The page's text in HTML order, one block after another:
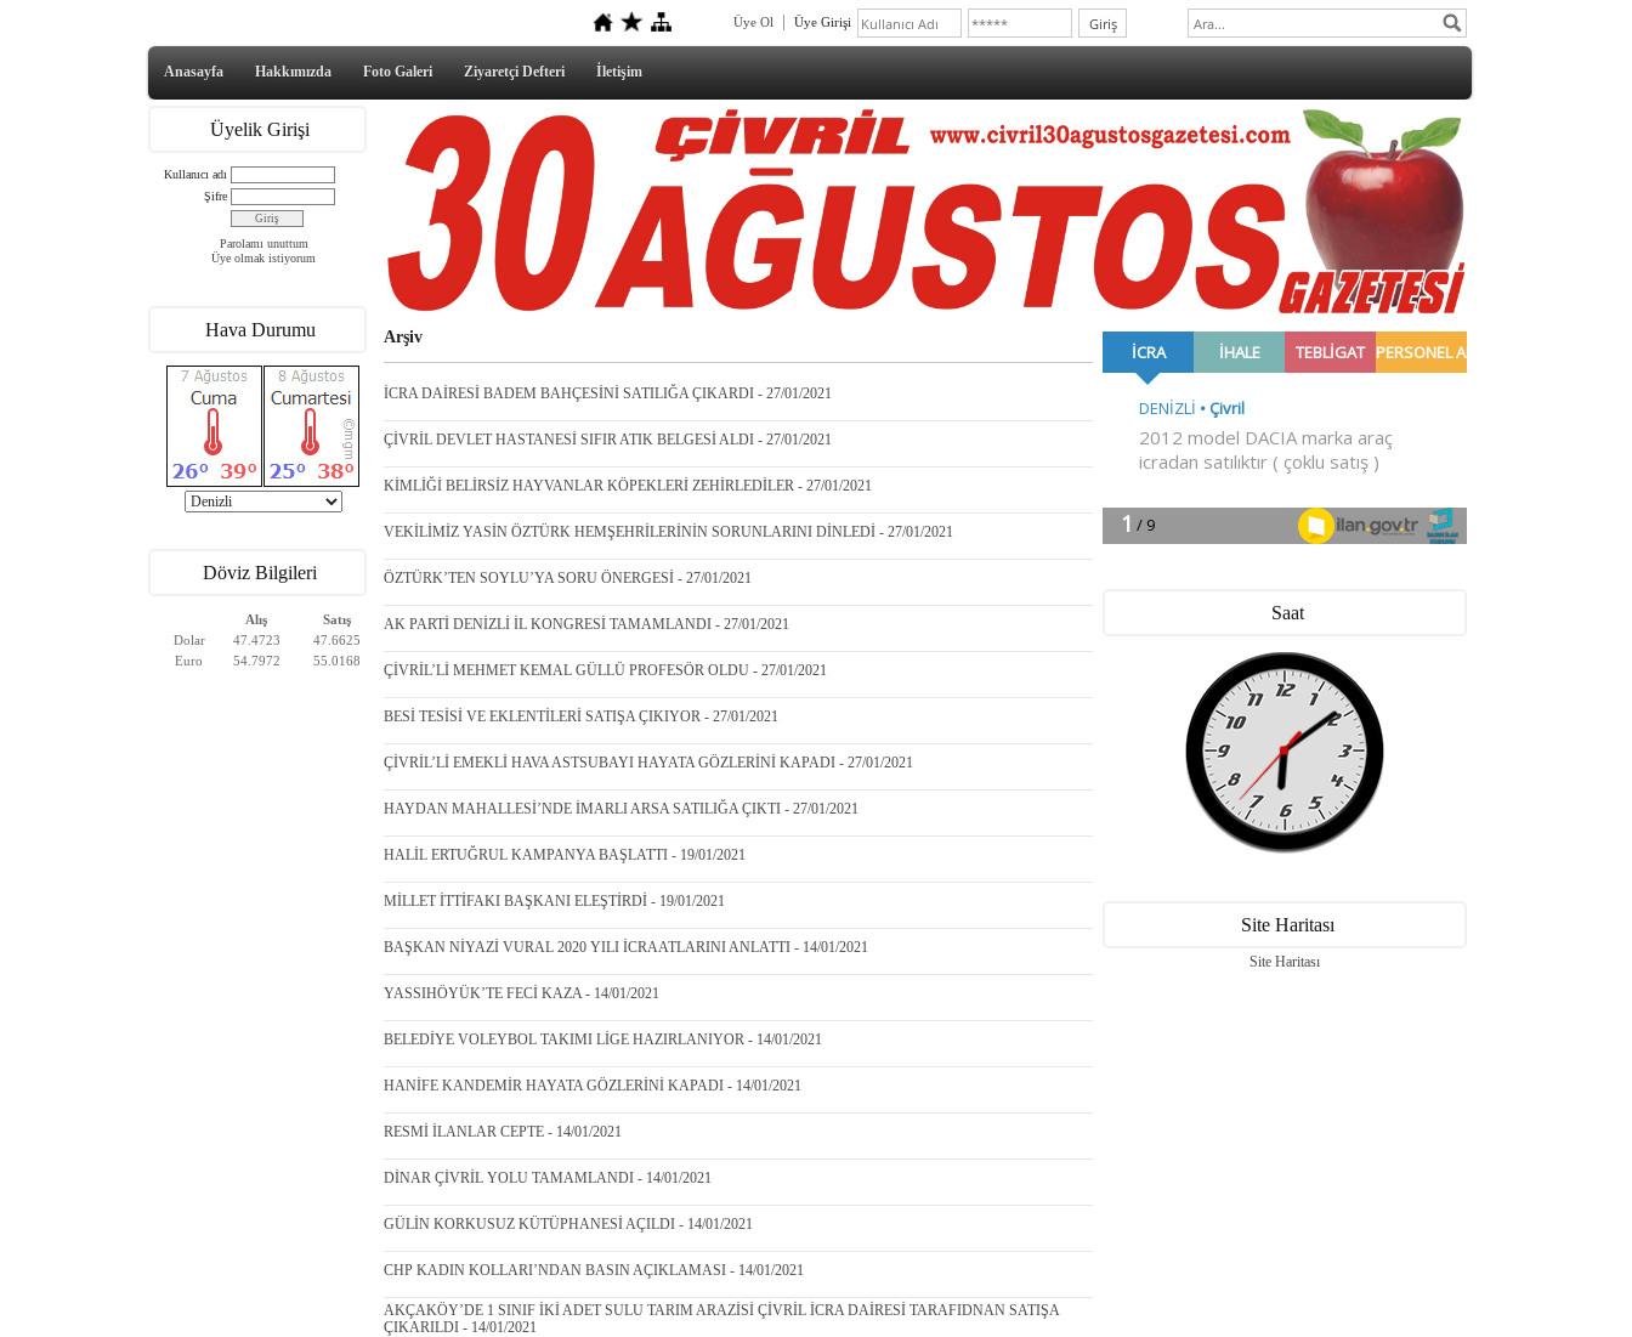
Üye Ol Üye Girişi
Anasayfa Hakkımızda Foto Galeri Ziyaretçi Defteri İletişim
Üyelik Girişi
Kullanıcı adı
Şifre
Parolamı unuttum
Üye olmak istiyorum
Hava Durumu
Döviz Bilgileri
Alış
Satış
Dolar
47.4723
47.6625
Euro
54.7972 55.0168
Arşiv
İCRA DAİRESİ BADEM BAHÇESİNİ SATILIĞA ÇIKARDI - 27/01/2021
ÇİVRİL DEVLET HASTANESİ SIFIR ATIK BELGESİ ALDI - 27/01/2021
KİMLİĞİ BELİRSİZ HAYVANLAR KÖPEKLERİ ZEHİRLEDİLER - 27/01/2021
VEKİLİMİZ YASİN ÖZTÜRK HEMŞEHRİLERİNİN SORUNLARINI DİNLEDİ - 27/01/2021
ÖZTÜRK’TEN SOYLU’YA SORU ÖNERGESİ - 27/01/2021
AK PARTİ DENİZLİ İL KONGRESİ TAMAMLANDI - 27/01/2021
ÇİVRİL’Lİ MEHMET KEMAL GÜLLÜ PROFESÖR OLDU - 27/01/2021
BESİ TESİSİ VE EKLENTİLERİ SATIŞA ÇIKIYOR - 27/01/2021
ÇİVRİL’Lİ EMEKLİ HAVA ASTSUBAYI HAYATA GÖZLERİNİ KAPADI - 27/01/2021
HAYDAN MAHALLESİ’NDE İMARLI ARSA SATILIĞA ÇIKTI - 27/01/2021
HALİL ERTUĞRUL KAMPANYA BAŞLATTI - 19/01/2021
MİLLET İTTİFAKI BAŞKANI ELEŞTİRDİ - 19/01/2021
BAŞKAN NİYAZİ VURAL 2020 YILI İCRAATLARINI ANLATTI - 14/01/2021
YASSIHÖYÜK’TE FECİ KAZA - 14/01/2021
BELEDİYE VOLEYBOL TAKIMI LİGE HAZIRLANIYOR - 14/01/2021
HANİFE KANDEMİR HAYATA GÖZLERİNİ KAPADI - 14/01/2021
RESMİ İLANLAR CEPTE - 14/01/2021
DİNAR ÇİVRİL YOLU TAMAMLANDI - 14/01/2021
GÜLİN KORKUSUZ KÜTÜPHANESİ AÇILDI - 14/01/2021
CHP KADIN KOLLARI’NDAN BASIN AÇIKLAMASI - 14/01/2021
AKÇAKÖY’DE 1 SINIF İKİ ADET SULU TARIM ARAZİSİ ÇİVRİL İCRA DAİRESİ TARAFIDNAN SATIŞA
ÇIKARILDI - 14/01/2021
Saat
Site Haritası
Site Haritası